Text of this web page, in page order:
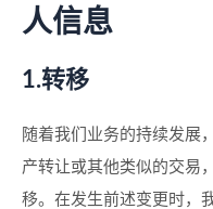
人信息
1.转移
随着我们业务的持续发展
产转让或其他类似的交易
移。在发生前述变更时，